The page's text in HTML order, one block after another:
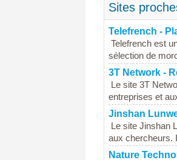
Sites
Telefrench -
Telefrench est
sélection de
3T Network -
Le site 3T
entreprises et
Jinshan
Le site Jinshan
aux chercheurs.
Nature